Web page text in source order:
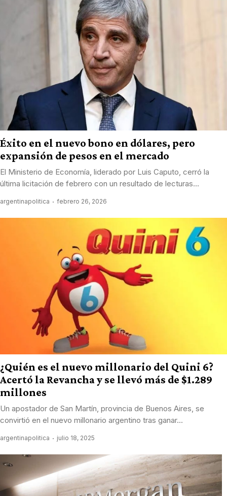
Éxito en el nuevo bono en dólares, pero
expansión de pesos en el mercado
El Ministerio de Economía, liderado por Luis Caputo, cerró la
última licitación de febrero con un resultado de lecturas...
argentinapolitica febrero 26, 2026
¿Quién es el nuevo millonario del Quini 6?
Acertó la Revancha y se llevó más de $1.289
millones
Un apostador de San Martín, provincia de Buenos Aires, se
convirtió en el nuevo millonario argentino tras ganar...
argentinapolitica julio 18, 2025